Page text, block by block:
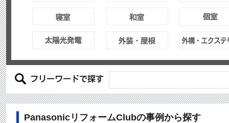
PanasonicリフォームClubの事例から探す